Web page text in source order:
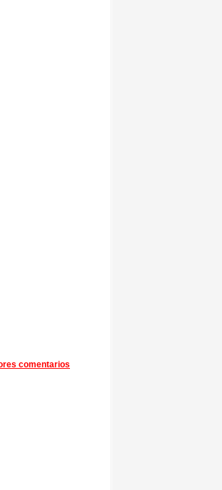
comentarios